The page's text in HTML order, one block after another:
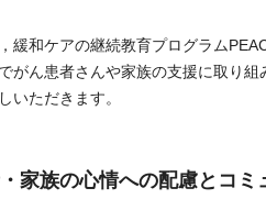
緩和ケアの継続教育プログラム
がん患者さんや家族の支援に取り
いただきます。
家族の心情への配慮とコミ